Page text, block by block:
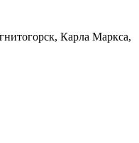
Карла Маркса,